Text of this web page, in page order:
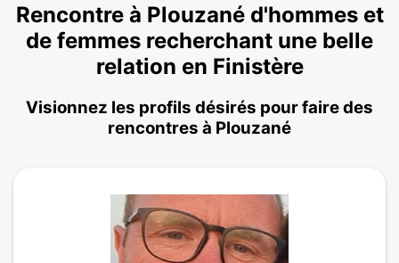
Rencontre à Plouzané d'hommes et
de femmes recherchant une belle
relation en Finistère
Visionnez les profils désirés pour faire des
rencontres à Plouzané